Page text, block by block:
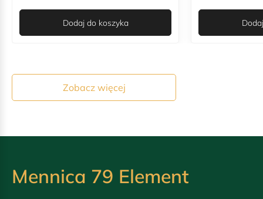
Dodaj do koszyka
Zobacz więcej
Mennica 79 Element